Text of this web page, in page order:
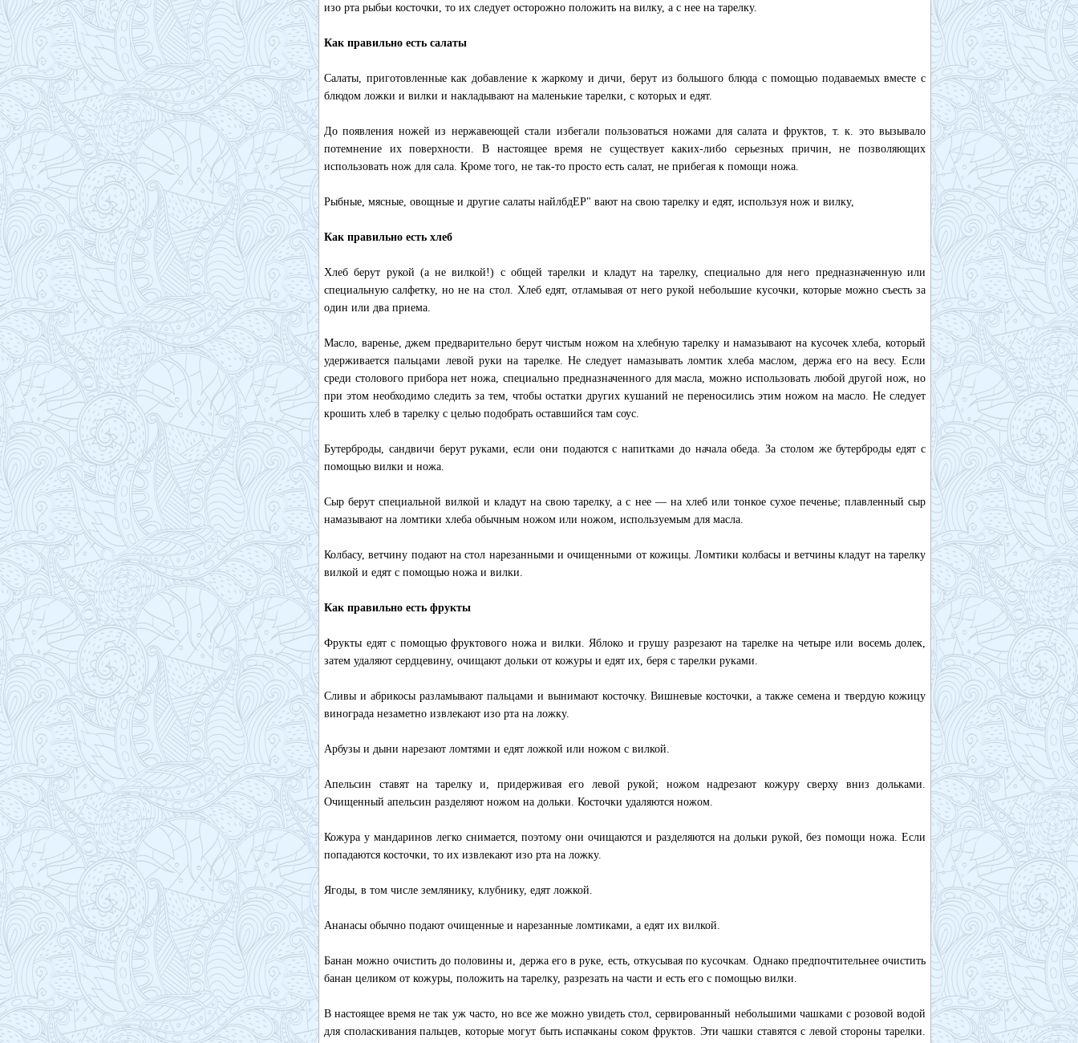
изо рта рыбьи косточки, то их следует осторожно положить на вилку, а с нее на тарелку.
Как правильно есть салаты
Салаты, приготовленные как добавление к жаркому и дичи, берут из большого блюда с помощью подаваемых вместе с
блюдом ложки и вилки и накладывают на маленькие тарелки, с которых и едят.
До появления ножей из нержавеющей стали избегали пользоваться ножами для салата и фруктов, т. к. это вызывало
потемнение их поверхности. В настоящее время не существует каких-либо серьезных причин, не позволяющих
использовать нож для сала. Кроме того, не так-то просто есть салат, не прибегая к помощи ножа.
Рыбные, мясные, овощные и другие салаты найлбдЕР" вают на свою тарелку и едят, используя нож и вилку,
Как правильно есть хлеб
Хлеб берут рукой (а не вилкой!) с общей тарелки и кладут на тарелку, специально для него предназначенную или
специальную салфетку, но не на стол. Хлеб едят, отламывая от него рукой небольшие кусочки, которые можно съесть за
один или два приема.
Масло, варенье, джем предварительно берут чистым ножом на хлебную тарелку и намазывают на кусочек хлеба, который
удерживается пальцами левой руки на тарелке. Не следует намазывать ломтик хлеба маслом, держа его на весу. Если
среди столового прибора нет ножа, специально предназначенного для масла, можно использовать любой другой нож, но
при этом необходимо следить за тем, чтобы остатки других кушаний не переносились этим ножом на масло. Не следует
крошить хлеб в тарелку с целью подобрать оставшийся там соус.
Бутерброды, сандвичи берут руками, если они подаются с напитками до начала обеда. За столом же бутерброды едят с
помощью вилки и ножа.
Сыр берут специальной вилкой и кладут на свою тарелку, а с нее — на хлеб или тонкое сухое печенье; плавленный сыр
намазывают на ломтики хлеба обычным ножом или ножом, используемым для масла.
Колбасу, ветчину подают на стол нарезанными и очищенными от кожицы. Ломтики колбасы и ветчины кладут на тарелку
вилкой и едят с помощью ножа и вилки.
Как правильно есть фрукты
Фрукты едят с помощью фруктового ножа и вилки. Яблоко и грушу разрезают на тарелке на четыре или восемь долек,
затем удаляют сердцевину, очищают дольки от кожуры и едят их, беря с тарелки руками.
Сливы и абрикосы разламывают пальцами и вынимают косточку. Вишневые косточки, а также семена и твердую кожицу
винограда незаметно извлекают изо рта на ложку.
Арбузы и дыни нарезают ломтями и едят ложкой или ножом с вилкой.
Апельсин ставят на тарелку и, придерживая его левой рукой; ножом надрезают кожуру сверху вниз дольками.
Очищенный апельсин разделяют ножом на дольки. Косточки удаляются ножом.
Кожура у мандаринов легко снимается, поэтому они очищаются и разделяются на дольки рукой, без помощи ножа. Если
попадаются косточки, то их извлекают изо рта на ложку.
Ягоды, в том числе землянику, клубнику, едят ложкой.
Ананасы обычно подают очищенные и нарезанные ломтиками, а едят их вилкой.
Банан можно очистить до половины и, держа его в руке, есть, откусывая по кусочкам. Однако предпочтительнее очистить
банан целиком от кожуры, положить на тарелку, разрезать на части и есть его с помощью вилки.
В настоящее время не так уж часто, но все же можно увидеть стол, сервированный небольшими чашками с розовой водой
для споласкивания пальцев, которые могут быть испачканы соком фруктов. Эти чашки ставятся с левой стороны тарелки.